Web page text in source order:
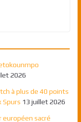
2026
à plus de 40 points
Spurs 13 juillet 2026
européen sacré